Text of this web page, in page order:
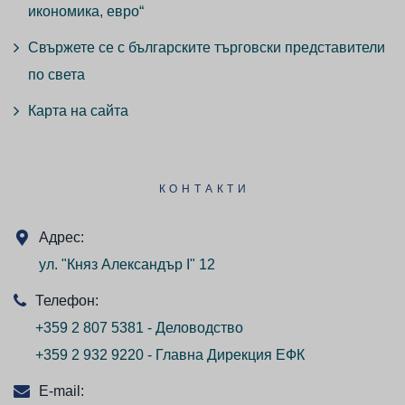
икономика, евро“
Свържете се с българските търговски представители
по света
Карта на сайта
КОНТАКТИ
Адрес:
ул. "Княз Александър I" 12
Телефон:
+359 2 807 5381 - Деловодство
+359 2 932 9220 - Главна Дирекция ЕФК
E-mail: